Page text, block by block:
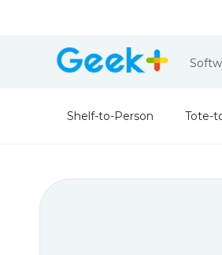
Shelf-to-Person Tote-